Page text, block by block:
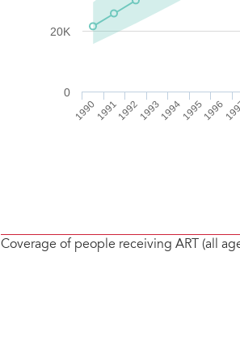
Coverage of people receiving ART (all